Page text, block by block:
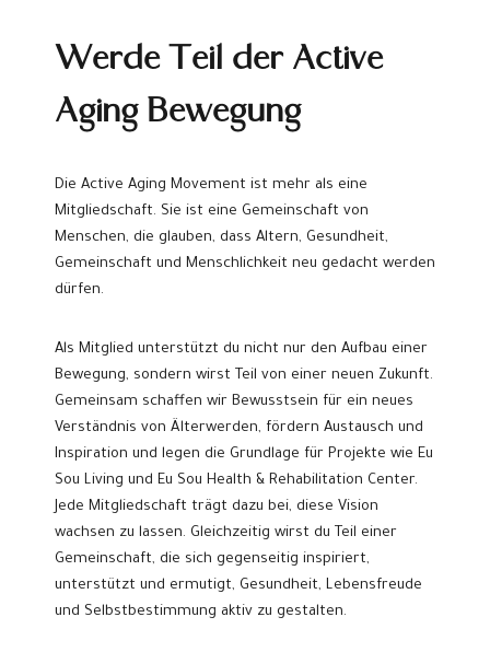
Werde Teil der Active
Aging Bewegung
Die Active Aging Movement ist mehr als eine
Mitgliedschaft. Sie ist eine Gemeinschaft von
Menschen, die glauben, dass Altern, Gesundheit,
Gemeinschaft und Menschlichkeit neu gedacht werden
dürfen.
Als Mitglied unterstützt du nicht nur den Aufbau einer
Bewegung, sondern wirst Teil von einer neuen Zukunft.
Gemeinsam schaffen wir Bewusstsein für ein neues
Verständnis von Älterwerden, fördern Austausch und
Inspiration und legen die Grundlage für Projekte wie Eu
Sou Living und Eu Sou Health & Rehabilitation Center.
Jede Mitgliedschaft trägt dazu bei, diese Vision
wachsen zu lassen. Gleichzeitig wirst du Teil einer
Gemeinschaft, die sich gegenseitig inspiriert,
unterstützt und ermutigt, Gesundheit, Lebensfreude
und Selbstbestimmung aktiv zu gestalten.